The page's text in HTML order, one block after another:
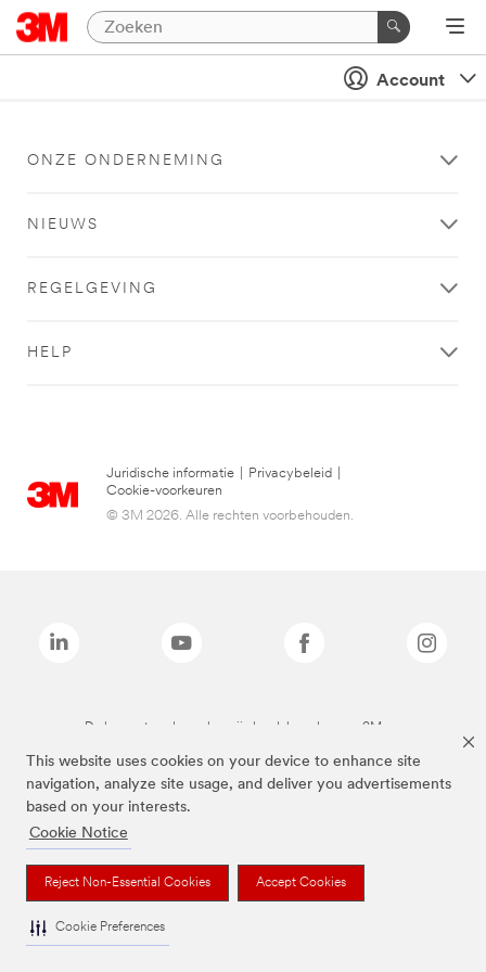
This website uses cookies on your device to enhance site
navigation, analyze site usage, and deliver you advertisements
based on your interests.
Cookie Notice
Reject Non-Essential Cookies Accept Cookies
Cookie Preferences
Account
ONZE ONDERNEMING
NIEUWS
REGELGEVING
HELP
Juridische informatie Privacybeleid
Cookie-voorkeuren
© 3M 2026. Alle rechten voorbehouden.
De bovenstaande merken zijn handelsmerken van 3M.we